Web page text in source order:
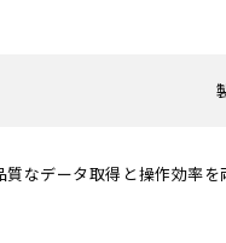
質なデータ取得と操作効率